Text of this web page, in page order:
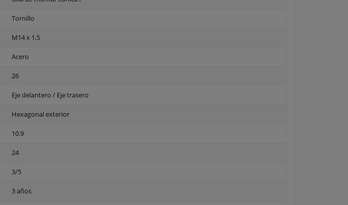
Tornillo
M14 x 1,5
Acero
26
Eje delantero / Eje trasero
Hexagonal exterior
10.9
24
3/5
3 años